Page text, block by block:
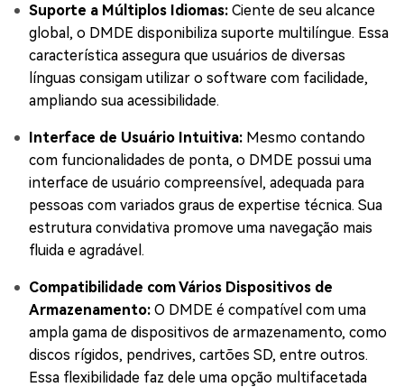
Suporte a Múltiplos Idiomas: Ciente de seu alcance
global, o DMDE disponibiliza suporte multilíngue. Essa
característica assegura que usuários de diversas
línguas consigam utilizar o software com facilidade,
ampliando sua acessibilidade.
Interface de Usuário Intuitiva: Mesmo contando
com funcionalidades de ponta, o DMDE possui uma
interface de usuário compreensível, adequada para
pessoas com variados graus de expertise técnica. Sua
estrutura convidativa promove uma navegação mais
fluida e agradável.
Compatibilidade com Vários Dispositivos de
Armazenamento: O DMDE é compatível com uma
ampla gama de dispositivos de armazenamento, como
discos rígidos, pendrives, cartões SD, entre outros.
Essa flexibilidade faz dele uma opção multifacetada